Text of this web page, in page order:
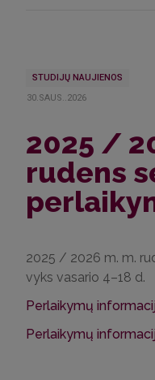
STUDIJŲ NAUJIENOS
30.SAUS..2026
2025 /
rudens
2025 / 2026 m. m.
vyks vasario 4–18 d.
Perlaikymų
Perlaikymų